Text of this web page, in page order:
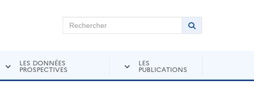
Rechercher sur Andra Inventaire Rechercher
Lancer la
LES DONNÉES
PROSPECTIVES
LES
PUBLICATIONS